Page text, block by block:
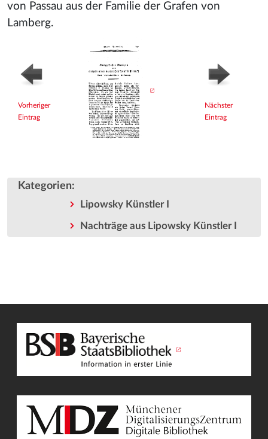
von Passau aus der Familie der Grafen von
Lamberg.
Vorheriger
Eintrag
Nächster
Eintrag
Kategorien:
Lipowsky Künstler I
Nachträge aus Lipowsky Künstler I